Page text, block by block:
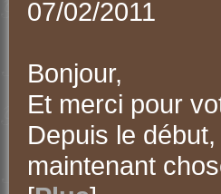
07/02/2011
Bonjour,
Et merci pour
Depuis le
maintenant